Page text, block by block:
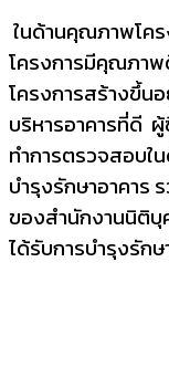
ในด้านคุณภาพโค
โครงการมีคุณภาพ
โครงการสร้างขึ้น
บริหารอาคารที่ดี
ทำการตรวจสอบใ
บำรุงรักษาอาคาร
ของสำนักงานนิติบุ
ได้รับการบำรุงรัก